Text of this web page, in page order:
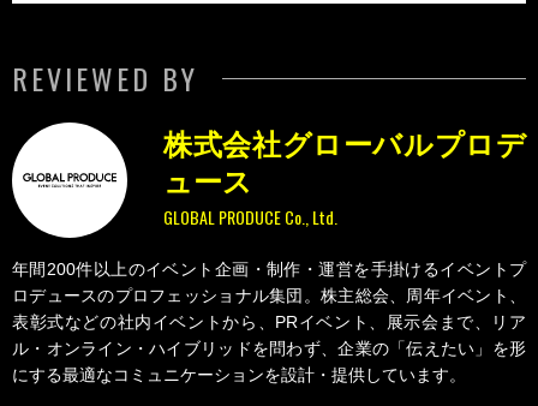
REVIEWED BY
GLOBAL PRODUCE Co., Ltd.
株式会社グローバルプロデ
ュース
年間200件以上のイベント企画・制作・運営を手掛けるイベントプ
ロデュースのプロフェッショナル集団。株主総会、周年イベント、
表彰式などの社内イベントから、PRイベント、展示会まで、リア
ル・オンライン・ハイブリッドを問わず、企業の「伝えたい」を形
にする最適なコミュニケーションを設計・提供しています。